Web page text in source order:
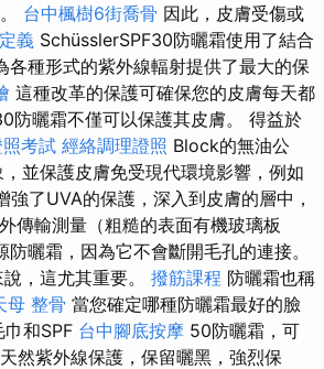
台中楓樹6街喬骨 因此，皮膚受傷或
義 SchüsslerSPF30防曬霜使用了結合
各種形式的紫外線輻射提供了最大的保
這種改革的保護可確保您的皮膚每天都
防曬霜不僅可以保護其皮膚。 得益於
考試 經絡調理證照 Block的無油公
並保護皮膚免受現代環境影響，例如
了UVA的保護，深入到皮膚的層中，
傳輸測量（粗糙的表面有機玻璃板
曬霜，因為它不會斷開毛孔的連接。
，這尤其重要。 撥筋課程 防曬霜也稱
母 整骨 當您確定哪種防曬霜最好的臉
和SPF 台中腳底按摩 50防曬霜，可
然紫外線保護，保留曬黑，強烈保